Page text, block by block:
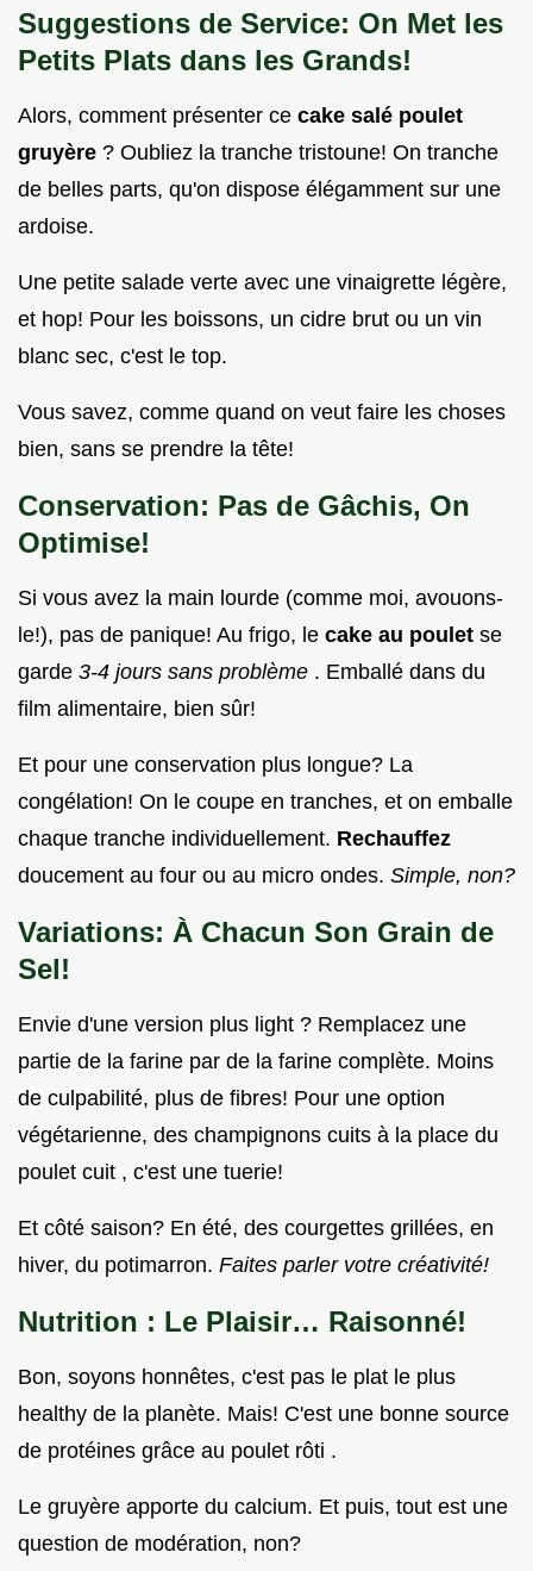
Suggestions de Service: On Met les
Petits Plats dans les Grands!
Alors, comment présenter ce cake salé poulet
gruyère ? Oubliez la tranche tristoune! On tranche
de belles parts, qu'on dispose élégamment sur une
ardoise.
Une petite salade verte avec une vinaigrette légère,
et hop! Pour les boissons, un cidre brut ou un vin
blanc sec, c'est le top.
Vous savez, comme quand on veut faire les choses
bien, sans se prendre la tête!
Conservation: Pas de Gâchis, On
Optimise!
Si vous avez la main lourde (comme moi, avouons-
le!), pas de panique! Au frigo, le cake au poulet se
garde 3-4 jours sans problème . Emballé dans du
film alimentaire, bien sûr!
Et pour une conservation plus longue? La
congélation! On le coupe en tranches, et on emballe
chaque tranche individuellement. Rechauffez
doucement au four ou au micro ondes. Simple, non?
Variations: À Chacun Son Grain de
Sel!
Envie d'une version plus light ? Remplacez une
partie de la farine par de la farine complète. Moins
de culpabilité, plus de fibres! Pour une option
végétarienne, des champignons cuits à la place du
poulet cuit , c'est une tuerie!
Et côté saison? En été, des courgettes grillées, en
hiver, du potimarron. Faites parler votre créativité!
Nutrition : Le Plaisir… Raisonné!
Bon, soyons honnêtes, c'est pas le plat le plus
healthy de la planète. Mais! C'est une bonne source
de protéines grâce au poulet rôti .
Le gruyère apporte du calcium. Et puis, tout est une
question de modération, non?